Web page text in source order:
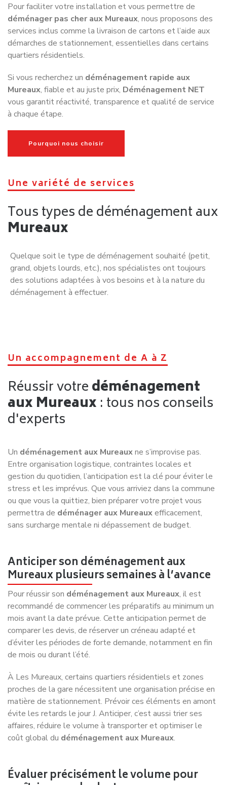
Pour faciliter votre installation et vous permettre de
déménager pas cher aux Mureaux, nous proposons des
services inclus comme la livraison de cartons et l’aide aux
démarches de stationnement, essentielles dans certains
quartiers résidentiels.
Si vous recherchez un déménagement rapide aux
Mureaux, fiable et au juste prix, Déménagement NET
vous garantit réactivité, transparence et qualité de service
à chaque étape.
Pourquoi nous choisir
Une variété de services
Tous types de déménagement aux
Mureaux
Quelque soit le type de déménagement souhaité (petit,
grand, objets lourds, etc.), nos spécialistes ont toujours
des solutions adaptées à vos besoins et à la nature du
déménagement à effectuer.
Un accompagnement de A à Z
Réussir votredéménagement
aux Mureaux : tous nos conseils
d'experts
Un déménagement aux Mureauxne s’improvise pas.
Entre organisation logistique, contraintes locales et
gestion du quotidien, l’anticipation est la clé pour éviter le
stress et les imprévus. Que vous arriviez dans la commune
ou que vous la quittiez, bien préparer votre projet vous
permettra de déménager aux Mureauxefficacement,
sans surcharge mentale ni dépassement de budget.
Anticiper son déménagement aux
Mureaux plusieurs semaines à l’avance
Pour réussir son déménagement aux Mureaux, il est
recommandé de commencer les préparatifs au minimum un
mois avant la date prévue. Cette anticipation permet de
comparer les devis, de réserver un créneau adapté et
d’éviter les périodes de forte demande, notamment en fin
de mois ou durant l’été.
À Les Mureaux, certains quartiers résidentiels et zones
proches de la gare nécessitent une organisation précise en
matière de stationnement. Prévoir ces éléments en amont
évite les retards le jour J. Anticiper, c’est aussi trier ses
affaires, réduire le volume à transporter et optimiser le
coût global du déménagement aux Mureaux.
Évaluer précisément le volume pour